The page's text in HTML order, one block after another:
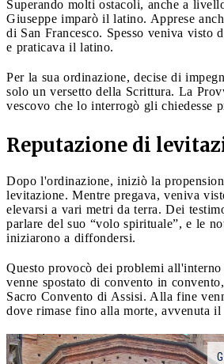
Superando molti ostacoli, anche a
Giuseppe imparò il latino. Apprese
di San Francesco. Spesso veniva visto
e praticava il latino.
Per la sua ordinazione, decise di
solo un versetto della Scrittura. La
vescovo che lo interrogò gli chiedesse
Reputazione di
Dopo l'ordinazione, iniziò la
levitazione. Mentre pregava, veniva
elevarsi a vari metri da terra. Dei
parlare del suo “volo spirituale”, e le
iniziarono a diffondersi.
Questo provocò dei problemi
venne spostato di convento in
Sacro Convento di Assisi. Alla fine
dove rimase fino alla morte, avvenuta il